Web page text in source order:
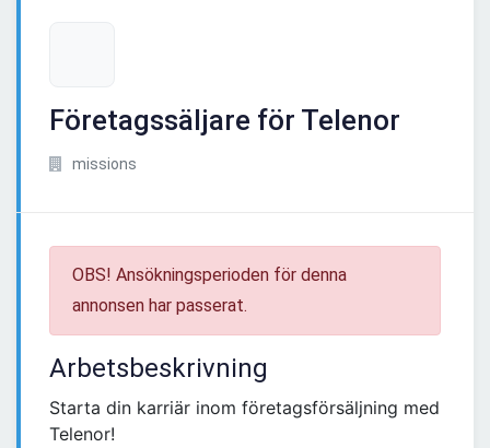
Företagssäljare för Telenor
missions
OBS! Ansökningsperioden för denna
annonsen har passerat.
Arbetsbeskrivning
Starta din karriär inom företagsförsäljning med
Telenor!